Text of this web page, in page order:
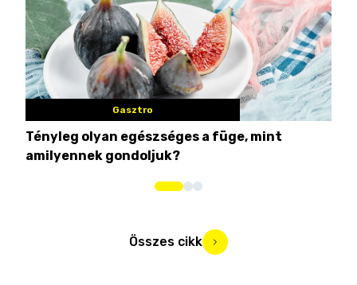
Gasztro
Tényleg olyan egészséges a füge, mint
amilyennek gondoljuk?
Összes cikk